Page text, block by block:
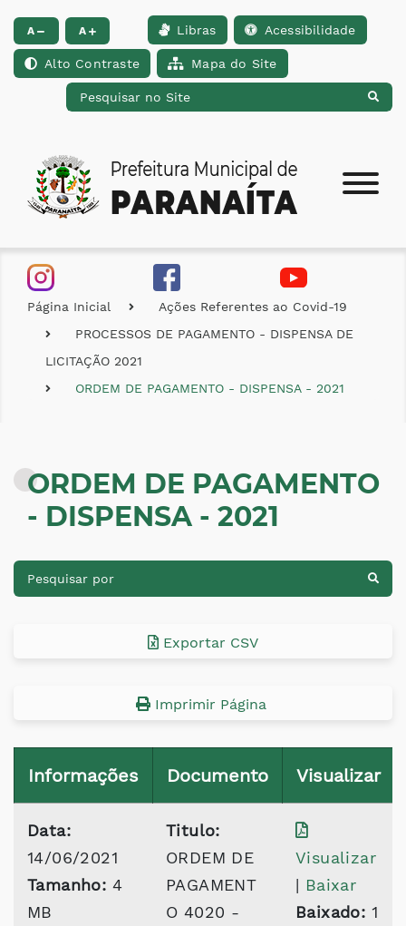
Ir para o conteúdo [alt+1] Ir para o menu [alt+2] Ir para a busca
A A Libras Acessibilidade
Alto Contraste Mapa do Site
Página Inicial
Ações Referentes ao Covid-19
PROCESSOS DE PAGAMENTO - DISPENSA DE
LICITAÇÃO 2021
ORDEM DE PAGAMENTO - DISPENSA - 2021
ORDEM DE PAGAMENTO
- DISPENSA - 2021
Exportar CSV
Imprimir Página
Informações Documento Visualizar
Data:
14/06/2021
Tamanho: 4
MB
Titulo:
ORDEM DE
PAGAMENT
O 4020 -
Visualizar
| Baixar
Baixado: 1